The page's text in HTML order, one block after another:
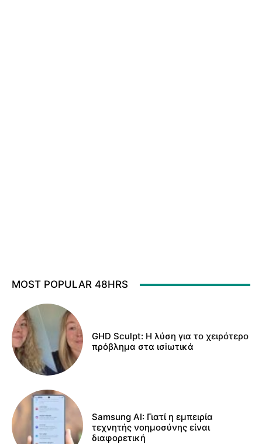
MOST POPULAR 48HRS
GHD Sculpt: Η λύση για το χειρότερο
πρόβλημα στα ισiωτικά
Samsung AI: Γιατί η εμπειρία
τεχνητής νοημοσύνης είναι
διαφορετική